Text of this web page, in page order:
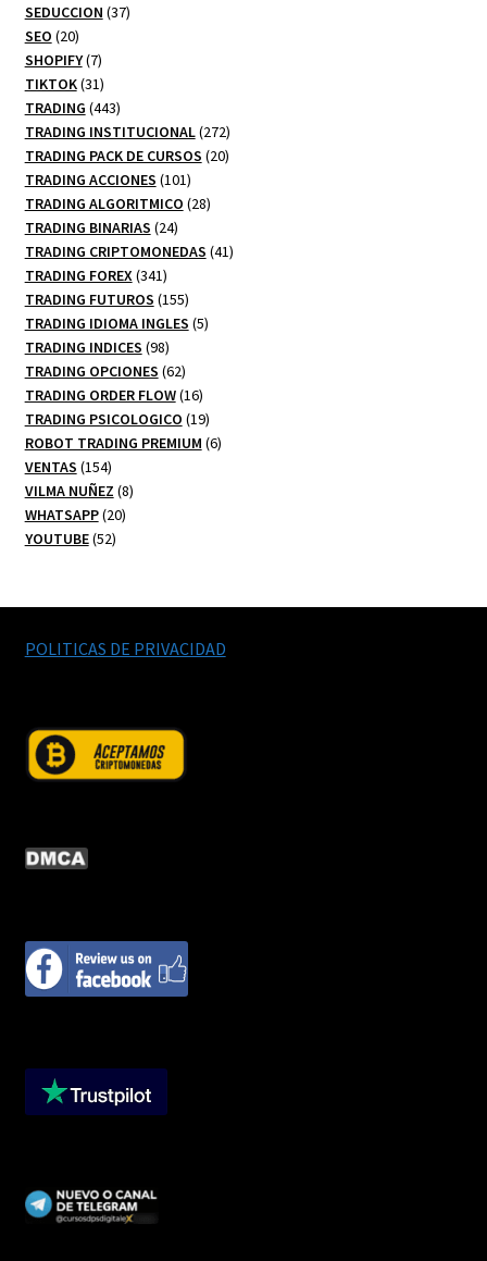
SEDUCCION 3737
SEO 2020
productos
SHOPIFY 77
productos
TIKTOK 3131
productos
TRADING 443443
productos
TRADING INSTITUCIONAL 272272
productos
TRADING PACK DE CURSOS 2020
TRADING ACCIONES 101101
productos
TRADING ALGORITMICO 2828
TRADING BINARIAS 2424
productos
TRADING CRIPTOMONEDAS 4141
TRADING FOREX 341341
productos
TRADING FUTUROS 155155
productos
TRADING IDIOMA INGLES 55
TRADING INDICES 9898
productos
TRADING OPCIONES 6262
productos
TRADING ORDER FLOW 1616
productos
TRADING PSICOLOGICO 1919
productos
ROBOT TRADING PREMIUM 66
VENTAS 154154
productos
VILMA NUÑEZ 88
WHATSAPP 2020
YOUTUBE 5252
POLITICAS DE PRIVACIDAD